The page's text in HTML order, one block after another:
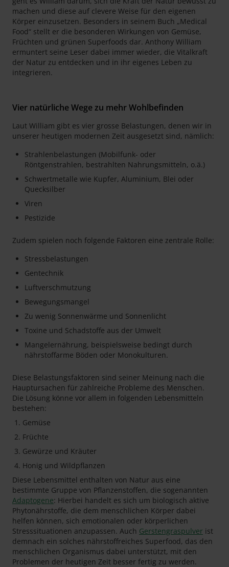
machen und diese auf clevere Weise für den eigenen
Körper einzusetzen. Besonders in seinem Buch „Medical
Food“ stellt er die besonderen Wirkungen von Gemüse,
Früchten und grünen Superfoods dar. Anthony William
ermuntert seine Leser dabei immer wieder, die Vitalkraft
der Natur zu entdecken und in ihr eigenes Leben zu
integrieren.
Vier natürliche Wege zu mehr Wohlbefinden
Laut William gibt es vier grosse Belastungen, denen wir in
unserer heutigen modernen Zeit ausgesetzt sind, nämlich:
Strahlenbelastungen (Mobilfunk- oder
Röntgenstrahlen, bestrahlten Nahrungsmitteln, o.ä.)
Schwertmetalle wie Kupfer, Aluminium, Blei oder
Quecksilber
Viren
Pestizide
Zudem spielen noch folgende Faktoren eine zentrale Rolle:
Stressbelastungen
Gentechnik
Luftverschmutzung
Bewegungsmangel
Zu wenig Sonnenwärme und Sonnenlicht
Toxine und Schadstoffe aus der Umwelt
Mangelernährung, beispielsweise bedingt durch
nährstoffarme Böden oder Monokulturen.
Diese Belastungsfaktoren sind seiner Meinung nach die
Hauptursachen für zahlreiche Probleme des Menschen.
Die Lösung könne vor allem in folgenden Lebensmitteln
bestehen:
Gemüse
Früchte
Gewürze und Kräuter
Honig und Wildpflanzen
Diese Lebensmittel enthalten von Natur aus eine
bestimmte Gruppe von Pflanzenstoffen, die sogenannten
Adaptogene: Hierbei handelt es sich um biologisch aktive
Phytonährstoffe, die dem menschlichen Körper dabei
helfen können, sich emotionalen oder körperlichen
Stresssituationen anzupassen. Auch Gerstengraspulver ist
demnach ein solches nährstoffreiches Superfood, das den
menschlichen Organismus dabei unterstützt, mit den
Problemen der heutigen Zeit besser fertig zu werden.